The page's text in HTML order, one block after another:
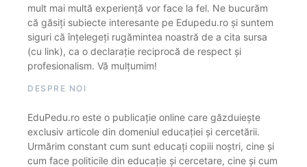
mult mai multă experiență vor face la fel. Ne bucurăm
că găsiți subiecte interesante pe Edupedu.ro și suntem
siguri că înțelegeți rugămintea noastră de a cita sursa
(cu link), ca o declarație reciprocă de respect și
profesionalism. Vă mulțumim!
DESPRE NOI
EduPedu.ro este o publicație online care găzduiește
exclusiv articole din domeniul educației și cercetării.
Urmărim constant cum sunt educați copiii noștri, cine și
cum face politicile din educație și cercetare, cine și cum